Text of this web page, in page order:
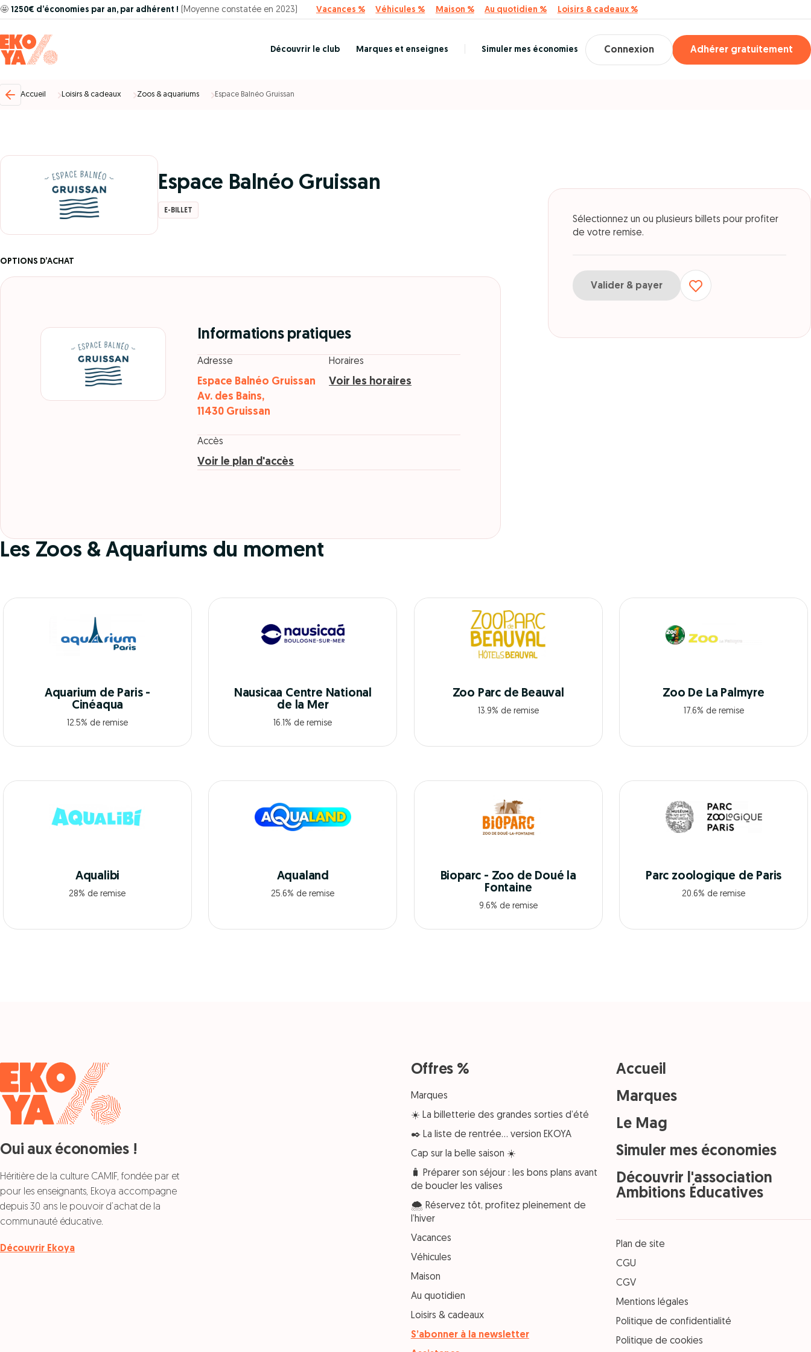
🤩 1250€ d’économies par an, par adhérent ! (Moyenne constatée en 2023) Vacances % Véhicules % Maison % Au quotidien % Loisirs & cadeaux %
Découvrir le club Marques et enseignes Simuler mes économies Connexion Adhérer gratuitement
Accueil Loisirs & cadeaux Zoos & aquariums Espace Balnéo Gruissan
Espace Balnéo Gruissan
E-BILLET
OPTIONS D’ACHAT
Informations pratiques
Adresse
Espace Balnéo Gruissan
Av. des Bains,
11430 Gruissan
Horaires
Voir les horaires
Accès
Voir le plan d'accès
Sélectionnez un ou plusieurs billets pour profiter
de votre remise.
Valider & payer
Les Zoos & Aquariums du moment
Aquarium de Paris -
Cinéaqua
12.5% de remise
Nausicaa Centre National
de la Mer
16.1% de remise
Zoo Parc de Beauval
13.9% de remise
Zoo De La Palmyre
17.6% de remise
Aqualibi
28% de remise
Aqualand
25.6% de remise
Bioparc - Zoo de Doué la
Fontaine
9.6% de remise
Parc zoologique de Paris
20.6% de remise
Oui aux économies !
Héritière de la culture CAMIF, fondée par et
pour les enseignants, Ekoya accompagne
depuis 30 ans le pouvoir d’achat de la
communauté éducative.
Découvrir Ekoya
Offres %
Marques
☀️ La billetterie des grandes sorties d’été
✒️ La liste de rentrée… version EKOYA
Cap sur la belle saison ☀️
🧳 Préparer son séjour : les bons plans avant
de boucler les valises
🌨️ Réservez tôt, profitez pleinement de
l’hiver
Vacances
Véhicules
Maison
Au quotidien
Loisirs & cadeaux
S’abonner à la newsletter
Accueil
Marques
Le Mag
Simuler mes économies
Découvrir l'association
Ambitions Éducatives
Plan de site
CGU
CGV
Mentions légales
Politique de confidentialité
Politique de cookies